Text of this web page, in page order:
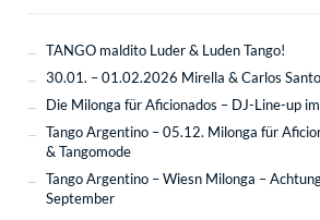
TANGO maldito Luder & Luden Tango!
30.01. – 01.02.2026 Mirella & Carlos
Die Milonga für Aficionados – DJ-Line-up
Tango Argentino – 05.12. Milonga für
& Tangomode
Tango Argentino – Wiesn Milonga –
September